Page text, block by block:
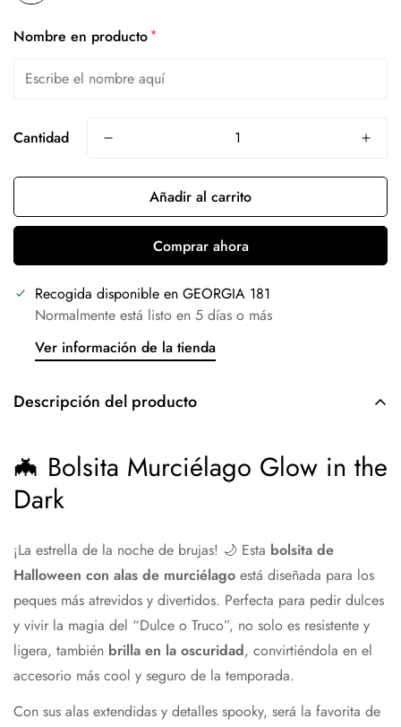
Nombre en producto *
Cantidad
Añadir al carrito
Comprar ahora
Recogida disponible en GEORGIA 181
Normalmente está listo en 5 días o más
Ver información de la tienda
Descripción del producto
🦇 Bolsita Murciélago Glow in the
Dark
¡La estrella de la noche de brujas! 🌙 Esta bolsita de
Halloween con alas de murciélago está diseñada para los
peques más atrevidos y divertidos. Perfecta para pedir dulces
y vivir la magia del “Dulce o Truco”, no solo es resistente y
ligera, también brilla en la oscuridad, convirtiéndola en el
accesorio más cool y seguro de la temporada.
Con sus alas extendidas y detalles spooky, será la favorita de